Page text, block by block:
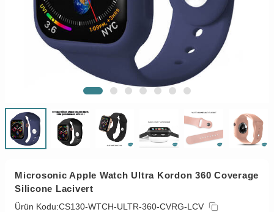
Microsonic Apple Watch Ultra Kordon 360 Coverage
Silicone Lacivert
Ürün Kodu:CS130-WTCH-ULTR-360-CVRG-LCV